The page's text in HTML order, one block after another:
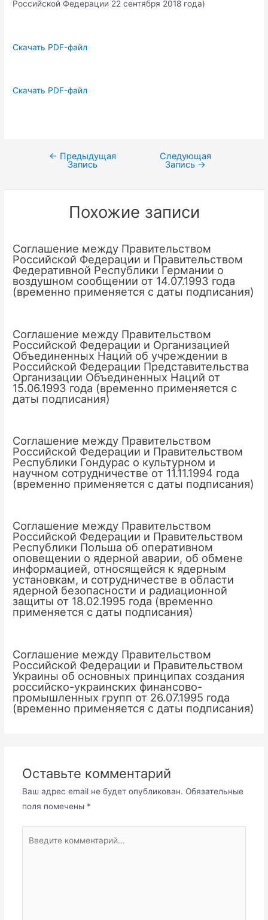
Российской Федерации 22 сентября 2018 года)
Скачать PDF-файл
Скачать PDF-файл
Навигация
записям
← Предыдущая
Запись
Следующая
Запись →
Похожие записи
Соглашение между Правительством
Российской Федерации и Правительством
Федеративной Республики Германии о
воздушном сообщении от 14.07.1993 года
(временно применяется с даты подписания)
Соглашение между Правительством
Российской Федерации и Организацией
Объединенных Наций об учреждении в
Российской Федерации Представительства
Организации Объединенных Наций от
15.06.1993 года (временно применяется с
даты подписания)
Соглашение между Правительством
Российской Федерации и Правительством
Республики Гондурас о культурном и
научном сотрудничестве от 11.11.1994 года
(временно применяется с даты подписания)
Соглашение между Правительством
Российской Федерации и Правительством
Республики Польша об оперативном
оповещении о ядерной аварии, об обмене
информацией, относящейся к ядерным
установкам, и сотрудничестве в области
ядерной безопасности и радиационной
защиты от 18.02.1995 года (временно
применяется с даты подписания)
Соглашение между Правительством
Российской Федерации и Правительством
Украины об основных принципах создания
российско-украинских финансово-
промышленных групп от 26.07.1995 года
(временно применяется с даты подписания)
Оставьте комментарий
Ваш адрес email не будет опубликован. Обязательные
поля помечены *
комментарий...